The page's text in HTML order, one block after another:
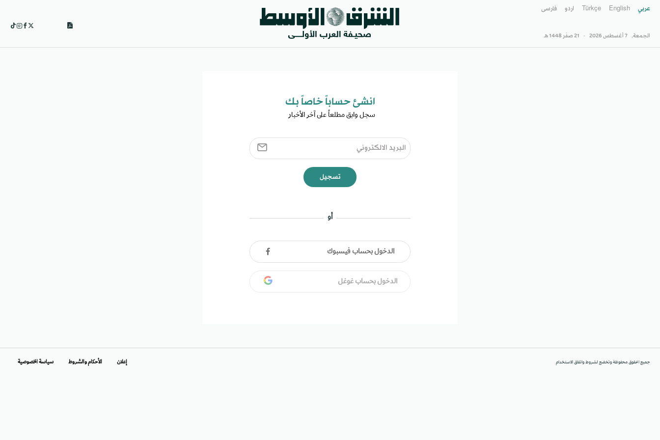
عربي English
Türkçe اردو فارسى
الجمعة, 7 أغسطس 2026 - 21 صفَر 1448 هـ
انشئ حساباً خاصاً بك​
سجل وابق مطلعاً على آخر الأخبار ​
تسجيل
أو
الدخول بحساب فيسبوك
الدخول بحساب غوغل
جميع الحقوق محفوظة وتخضع لشروط واتفاق الاستخدام إعلان الأحكام والشروط سياسة الخصوصية